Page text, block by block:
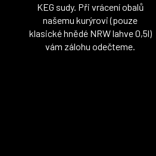
KEG sudy. Při vrácení obalů
našemu kurýrovi (pouze
klasické hnědé NRW lahve 0,5l)
vám zálohu odečteme.